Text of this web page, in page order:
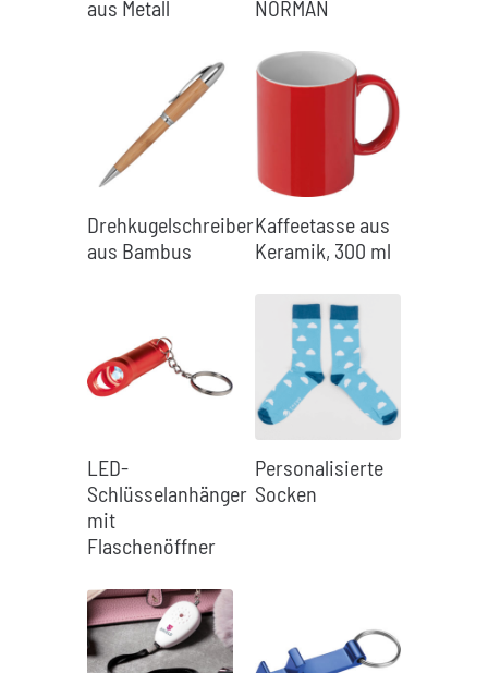
aus Metall
NORMAN
Drehkugelschreiber
aus Bambus
Kaffeetasse aus
Keramik, 300 ml
LED-
Schlüsselanhänger
mit
Flaschenöffner
Personalisierte
Socken